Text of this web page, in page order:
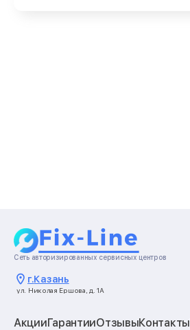
Сеть авторизированных сервисных центров
г.Казань
ул. Николая Ершова, д. 1А
АкцииГарантииОтзывыКонтакты